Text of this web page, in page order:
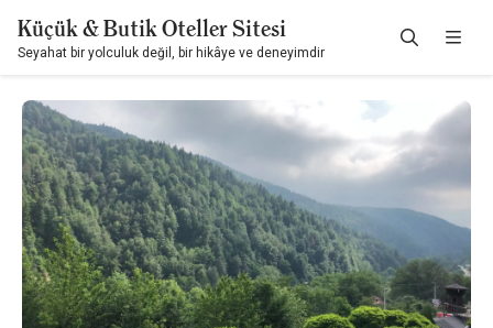
Küçük & Butik Oteller Sitesi
Seyahat bir yolculuk değil, bir hikâye ve deneyimdir